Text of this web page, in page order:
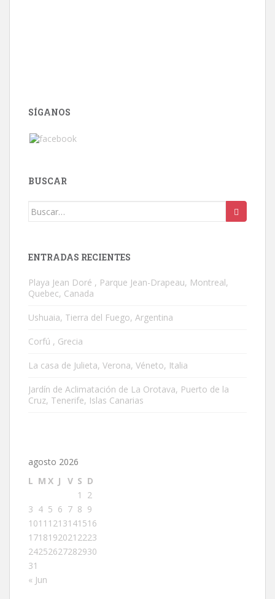
SÍGANOS
BUSCAR
Buscar:
ENTRADAS RECIENTES
Playa Jean Doré , Parque Jean-Drapeau, Montreal,
Quebec, Canada
Ushuaia, Tierra del Fuego, Argentina
Corfú , Grecia
La casa de Julieta, Verona, Véneto, Italia
Jardín de Aclimatación de La Orotava, Puerto de la
Cruz, Tenerife, Islas Canarias
agosto 2026
L M X J V S D
1
2
3 4 5 6 7 8 9
1011 1213141516
1718192021 2223
24252627282930
31
« Jun